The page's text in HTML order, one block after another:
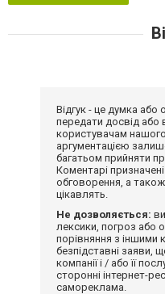
Відгук - це думка або
передати досвід або
користувачам
аргументацією
багатьом прийняти
Коментарі
обговорення, а
цікавлять.
Не дозволяється:
лексики, погроз або
порівняння з іншими
безпідставні заяви,
компанії і / або її
сторонні інтернет-
самореклама.